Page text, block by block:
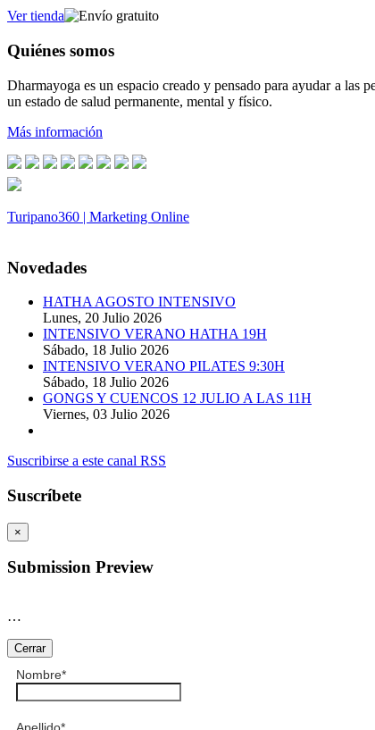
Ver tienda
Quiénes somos
Dharmayoga es un espacio creado y pensado para ayudar a las
un estado de salud permanente, mental y físico.
Más información
Turipano360 | Marketing Online
Novedades
HATHA AGOSTO INTENSIVO
Lunes, 20 Julio 2026
INTENSIVO VERANO HATHA 19H
Sábado, 18 Julio 2026
INTENSIVO VERANO PILATES 9:30H
Sábado, 18 Julio 2026
GONGS Y CUENCOS 12 JULIO A LAS 11H
Viernes, 03 Julio 2026
Suscribirse a este canal RSS
Suscríbete
×
Submission Preview
…
Cerrar
Nombre*